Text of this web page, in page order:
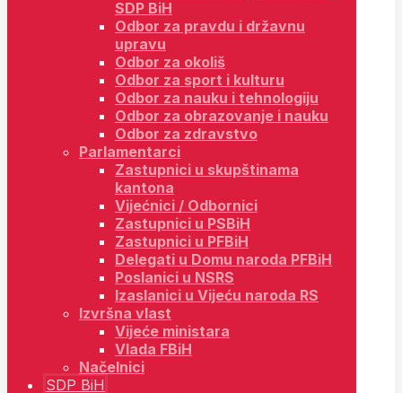
SDP BiH
Odbor za pravdu i državnu
upravu
Odbor za okoliš
Odbor za sport i kulturu
Odbor za nauku i tehnologiju
Odbor za obrazovanje i nauku
Odbor za zdravstvo
Parlamentarci
Zastupnici u skupštinama
kantona
Vijećnici / Odbornici
Zastupnici u PSBiH
Zastupnici u PFBiH
Delegati u Domu naroda PFBiH
Poslanici u NSRS
Izaslanici u Vijeću naroda RS
Izvršna vlast
Vijeće ministara
Vlada FBiH
Načelnici
SDP BiH